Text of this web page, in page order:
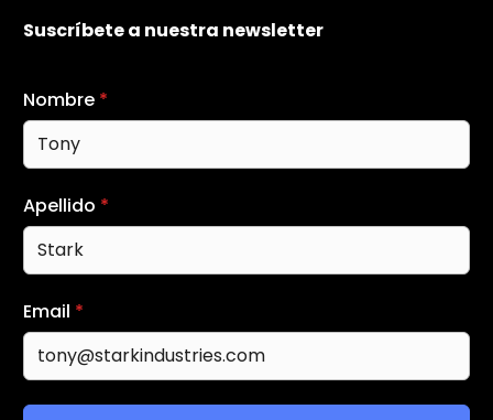
Suscríbete a nuestra newsletter
Nombre *
Apellido *
Email *